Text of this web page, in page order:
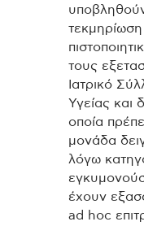
τεκμηρίωση
τους
Ιατρικό
Υγείας και
οποία
μονάδα
λόγω
έχουν
ad hoc